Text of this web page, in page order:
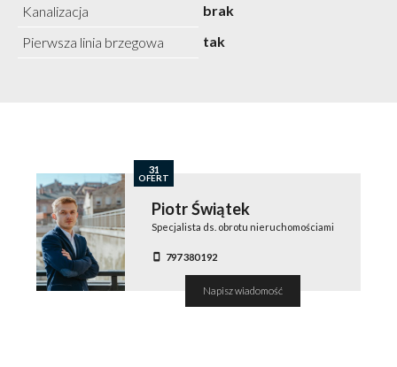
Kanalizacja
brak
Pierwsza linia brzegowa
tak
Piotr Świątek
Specjalista ds. obrotu nieruchomościami
797 380 192
Napisz wiadomość
31
OFERT